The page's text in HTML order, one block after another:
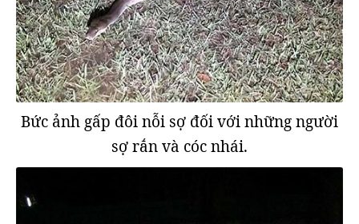
Bức ảnh gấp đôi nỗi sợ đối với những người
sợ rắn và cóc nhái.